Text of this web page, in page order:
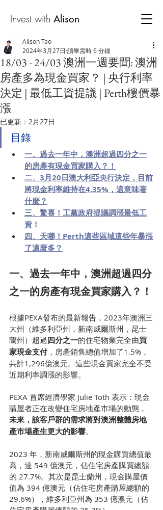
Invest with Alison
18/03 - 24/03 澳洲一週要聞: 澳洲
房產多為現金買家？ | 央行利率
決定 | 最低工資提議 | Perth樓價暴
漲
Alison Tao
2024年3月27日 讀畢需時 6 分鐘
已更新： 2月27日
目錄
一、 過去一年中，澳洲超過四分之一
的房產有現金買家購入？！
二、 3月20日澳大利亞央行決定，目前
將現金利率維持在4.35%，這意味著
什麼？
三、 驚喜！工黨政府提議調漲最低工
資！
四、 天哪！Perth這些區域這些年暴漲
了這麼多？
一、過去一年中，澳洲超過四分
之一的房產有現金買家購入？！
根據PEXA發布的最新報告，2023年澳洲三
大州（維多利亞州，新南威爾斯州，昆士
蘭州）超過四分之一的住宅物業完全由買
家現金支付，房產銷售總值增加了1.5%，
共計1,296億澳元。這些現金買家完全不受
近期利率調漲的影響。
PEXA 首席經濟學家 Julie Toth 表示：現金
購屋者正在改變住宅房地產市場的動態，
未來，該客戶群的需求將對澳洲整體房地
產市場產生更大的影響。
2023 年，新南威爾斯州的現金購買總值最
高，達 549 億澳元，佔住宅房產購買總額
的 27.7%。其次是昆士蘭州，現金購屋價
值為 394 億澳元（佔住宅房產購屋總額的
29.6%），維多利亞州為 353 億澳元（佔